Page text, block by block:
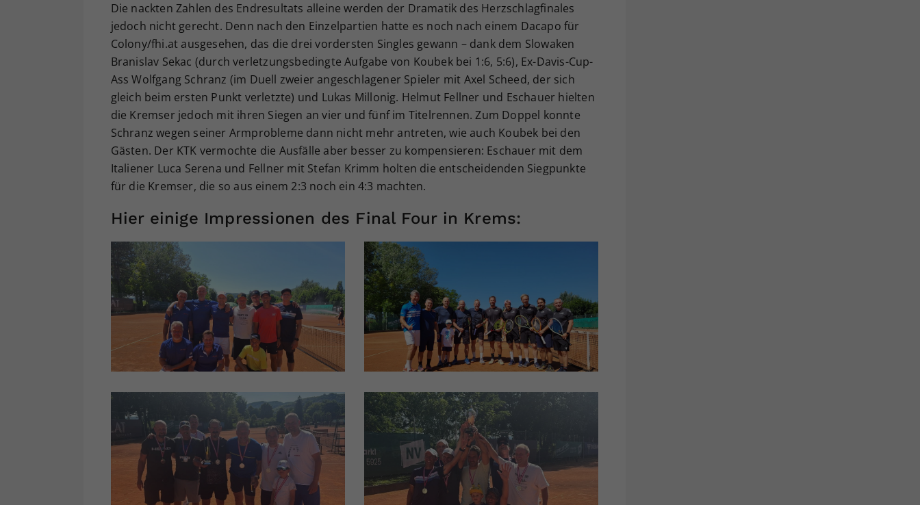
Die nackten Zahlen des Endresultats alleine werden der Dramatik des Herzschlagfinales
jedoch nicht gerecht. Denn nach den Einzelpartien hatte es noch nach einem Dacapo für
Colony/fhi.at ausgesehen, das die drei vordersten Singles gewann – dank dem Slowaken
Branislav Sekac (durch verletzungsbedingte Aufgabe von Koubek bei 1:6, 5:6), Ex-Davis-Cup-
Ass Wolfgang Schranz (im Duell zweier angeschlagener Spieler mit Axel Scheed, der sich
gleich beim ersten Punkt verletzte) und Lukas Millonig. Helmut Fellner und Eschauer hielten
die Kremser jedoch mit ihren Siegen an vier und fünf im Titelrennen. Zum Doppel konnte
Schranz wegen seiner Armprobleme dann nicht mehr antreten, wie auch Koubek bei den
Gästen. Der KTK vermochte die Ausfälle aber besser zu kompensieren: Eschauer mit dem
Italiener Luca Serena und Fellner mit Stefan Krimm holten die entscheidenden Siegpunkte
für die Kremser, die so aus einem 2:3 noch ein 4:3 machten.
Hier einige Impressionen des Final Four in Krems: